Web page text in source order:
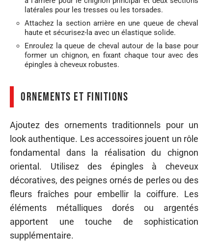
latérales pour les tresses ou les torsades.
Attachez la section arrière en une queue de cheval
haute et sécurisez-la avec un élastique solide.
Enroulez la queue de cheval autour de la base pour
former un chignon, en fixant chaque tour avec des
épingles à cheveux robustes.
Ornements et finitions
Ajoutez des ornements traditionnels pour un
look authentique. Les accessoires jouent un rôle
fondamental dans la réalisation du chignon
oriental. Utilisez des épingles à cheveux
décoratives, des peignes ornés de perles ou des
fleurs fraîches pour embellir la coiffure. Les
éléments métalliques dorés ou argentés
apportent une touche de sophistication
supplémentaire.